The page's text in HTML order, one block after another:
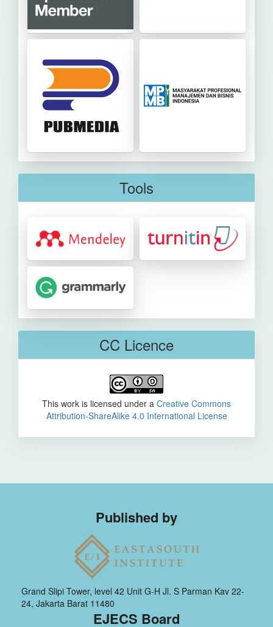
Tools
CC Licence
This work is licensed under a Creative Commons
Attribution-ShareAlike 4.0 International License
Published by
Grand Slipi Tower, level 42 Unit G-H Jl. S Parman Kav 22-
24, Jakarta Barat 11480
EJECS Board